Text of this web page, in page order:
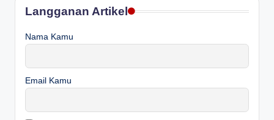
Langganan Artikel
Nama Kamu
Email Kamu